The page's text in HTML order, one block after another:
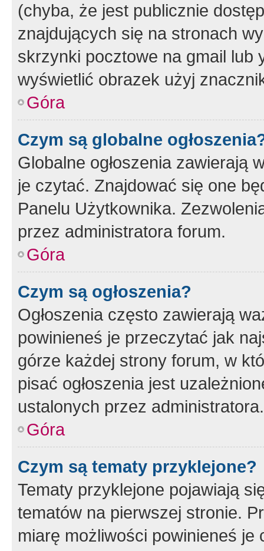
(chyba, że jest publicznie
znajdujących się na stronach
skrzynki pocztowe na gmail lub
wyświetlić obrazek użyj
Góra
Czym są globalne
Globalne ogłoszenia zawierają
je czytać. Znajdować się one
Panelu Użytkownika.
przez administratora forum.
Góra
Czym są ogłoszenia?
Ogłoszenia często zawierają
powinieneś je przeczytać jak
górze każdej strony forum, w
pisać ogłoszenia jest
ustalonych przez administratora.
Góra
Czym są tematy przyklejone?
Tematy przyklejone pojawiają
tematów na pierwszej stronie.
miarę możliwości powinieneś je